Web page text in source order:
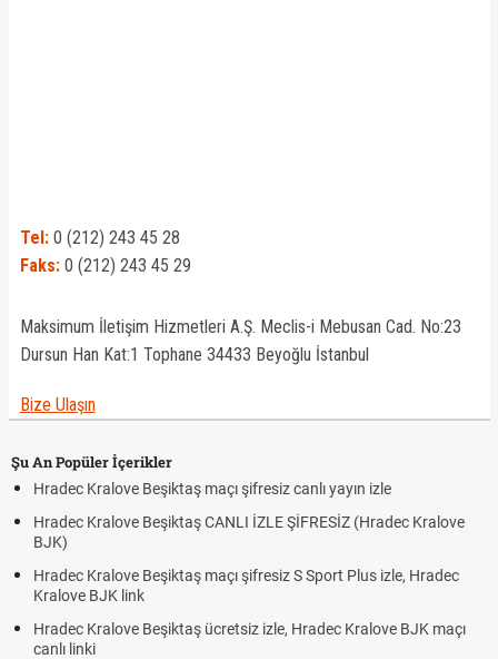
Tel:0 (212) 243 45 28
Faks:0 (212) 243 45 29
Maksimum İletişim Hizmetleri A.Ş. Meclis-i Mebusan Cad. No:23
Dursun Han Kat:1 Tophane 34433 Beyoğlu İstanbul
Bize Ulaşın
Şu An Popüler İçerikler
Hradec Kralove Beşiktaş maçı şifresiz canlı yayın izle
Hradec Kralove Beşiktaş CANLI İZLE ŞİFRESİZ (Hradec Kralove
BJK)
Hradec Kralove Beşiktaş maçı şifresiz S Sport Plus izle, Hradec
Kralove BJK link
Hradec Kralove Beşiktaş ücretsiz izle, Hradec Kralove BJK maçı
canlı linki